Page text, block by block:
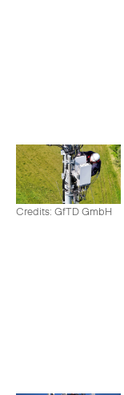
Credits: GfTD GmbH